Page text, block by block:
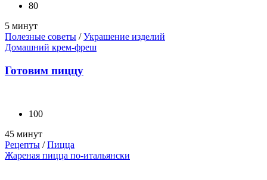
80
5 минут
Полезные советы /Украшение изделий
Домашний крем-фреш
Готовим пиццу
100
45 минут
Рецепты /Пицца
Жареная пицца по-итальянски